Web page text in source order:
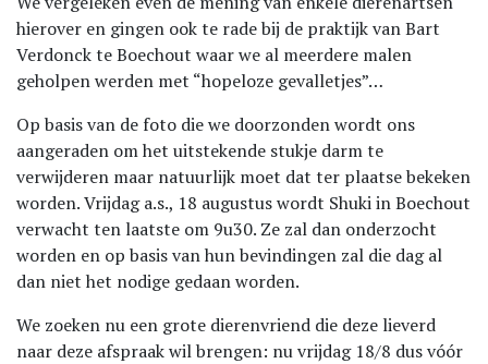
hierover en gingen ook te rade bij de praktijk van Bart
Verdonck te Boechout waar we al meerdere malen
geholpen werden met “hopeloze gevalletjes”…
Op basis van de foto die we doorzonden wordt ons
aangeraden om het uitstekende stukje darm te
verwijderen maar natuurlijk moet dat ter plaatse bekeken
worden. Vrijdag a.s., 18 augustus wordt Shuki in Boechout
verwacht ten laatste om 9u30. Ze zal dan onderzocht
worden en op basis van hun bevindingen zal die dag al
dan niet het nodige gedaan worden.
We zoeken nu een grote dierenvriend die deze lieverd
naar deze afspraak wil brengen: nu vrijdag 18/8 dus vóór